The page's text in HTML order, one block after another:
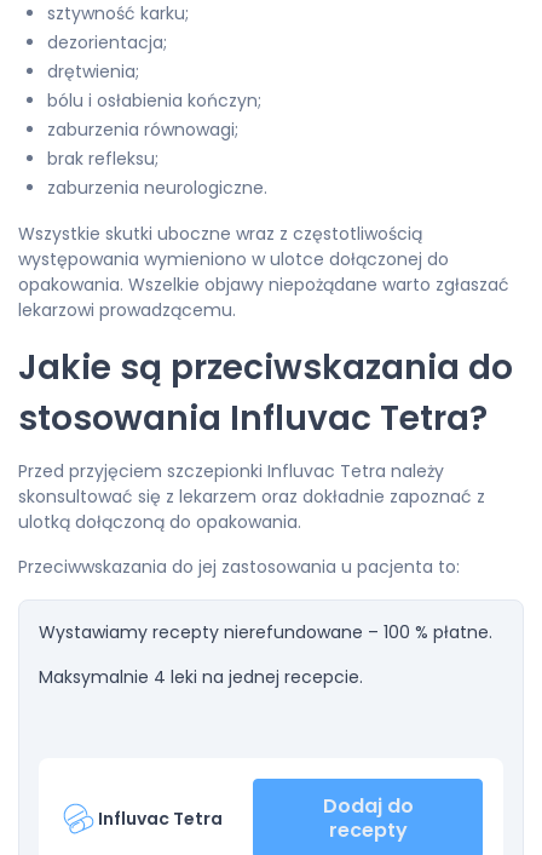
sztywność karku;
dezorientacja;
drętwienia;
bólu i osłabienia kończyn;
zaburzenia równowagi;
brak refleksu;
zaburzenia neurologiczne.
Wszystkie skutki uboczne wraz z częstotliwością
występowania wymieniono w ulotce dołączonej do
opakowania. Wszelkie objawy niepożądane warto zgłaszać
lekarzowi prowadzącemu.
Jakie są przeciwskazania do
stosowania Influvac Tetra?
Przed przyjęciem szczepionki Influvac Tetra należy
skonsultować się z lekarzem oraz dokładnie zapoznać z
ulotką dołączoną do opakowania.
Przeciwwskazania do jej zastosowania u pacjenta to:
Wystawiamy recepty nierefundowane – 100 % płatne.
Maksymalnie 4 leki na jednej recepcie.
Influvac Tetra
Dodaj do
recepty